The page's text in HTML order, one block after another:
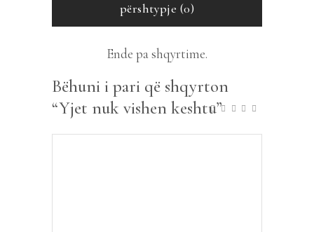
përshtypje (0)
Ende pa shqyrtime.
Bëhuni i pari që shqyrton
“Yjet nuk vishen keshtu”